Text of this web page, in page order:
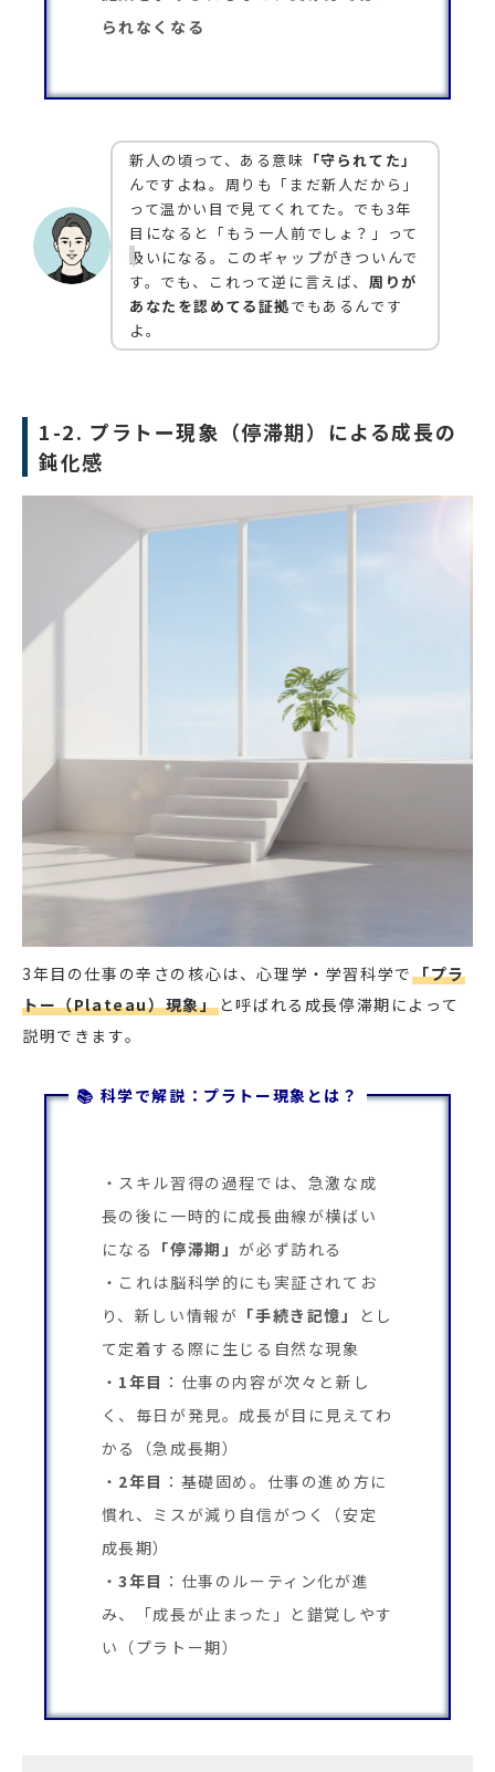
られなくなる
新人の頃って、ある意味 「守られてた」
んですよね。周りも「まだ新人だから」
って温かい目で見てくれてた。でも3年
目になると「もう一人前でしょ？」って
扱いになる。このギャップがきついんで
す。でも、これって逆に言えば、周りが
あなたを認めてる証拠でもあるんです
よ。
1-2. プラトー現象（停滞期）による成長の
鈍化感
3年目の仕事の辛さの核心は、心理学・学習科学で 「プラ
トー（Plateau）現象」と呼ばれる成長停滞期によって
説明できます。
📚 科学で解説：プラトー現象とは？
スキル習得の過程では、急激な成
長の後に一時的に成長曲線が横ばい
になる 「停滞期」が必ず訪れる
これは脳科学的にも実証されてお
り、新しい情報が 「手続き記憶」
とし
て定着する際に生じる自然な現象
1年目 ：仕事の内容が次々と新し
く、毎日が発見。成長が目に見えてわ
かる（急成長期）
2年目 ：基礎固め。仕事の進め方に
慣れ、ミスが減り自信がつく（安定
成長期）
3年目 ：仕事のルーティン化が進
み、「成長が止まった」と錯覚しやす
い（プラトー期）